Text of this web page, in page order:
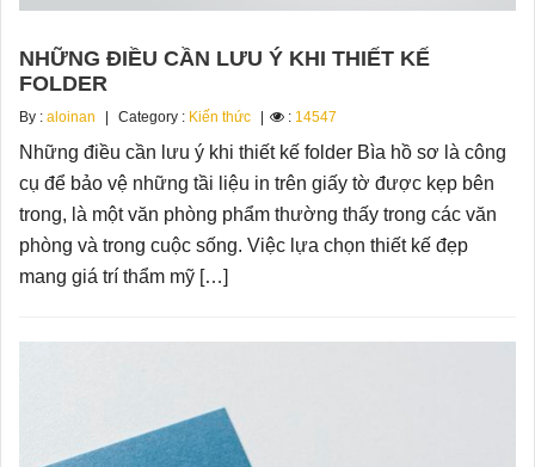
NHỮNG ĐIỀU CẦN LƯU Ý KHI THIẾT KẾ
FOLDER
By : aloinan Category : Kiến thức : 14547
Những điều cần lưu ý khi thiết kế folder Bìa hồ sơ là công
cụ để bảo vệ những tầi liệu in trên giấy tờ được kẹp bên
trong, là một văn phòng phẩm thường thấy trong các văn
phòng và trong cuộc sống. Việc lựa chọn thiết kế đẹp
mang giá trí thẩm mỹ […]